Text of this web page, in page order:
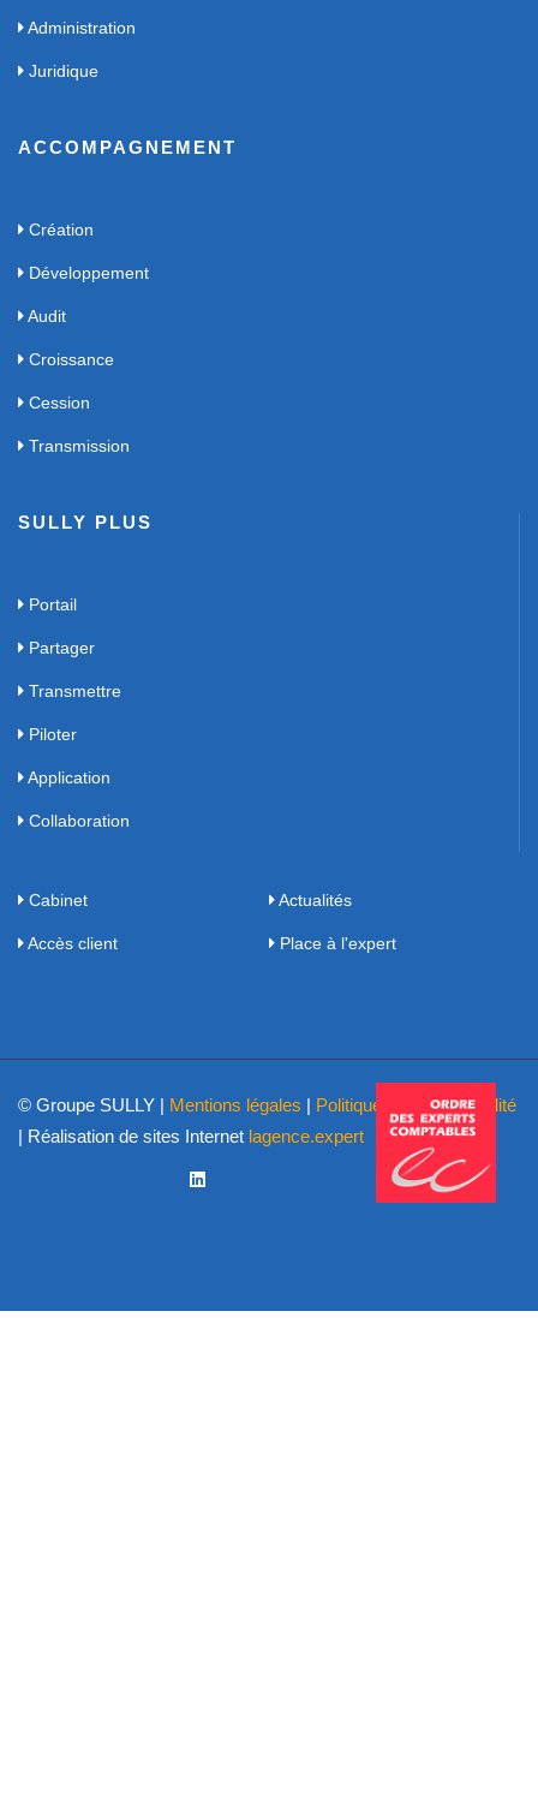
Administration
Juridique
ACCOMPAGNEMENT
Création
Développement
Audit
Croissance
Cession
Transmission
SULLY PLUS
Portail
Partager
Transmettre
Piloter
Application
Collaboration
Cabinet Actualités
Accès client Place à l'expert
© Groupe SULLY | Mentions légales | Politique de confidentialité
| Réalisation de sites Internet lagence.expert